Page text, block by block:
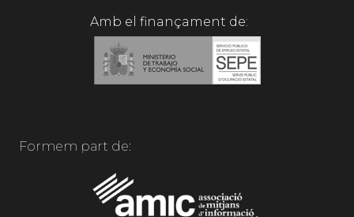
Amb el finançament de:
Formem part de: